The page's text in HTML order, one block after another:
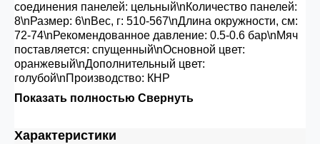
соединения панелей: цельный\nКоличество панелей:
8\nРазмер: 6\nВес, г: 510-567\nДлина окружности, см:
72-74\nРекомендованное давление: 0.5-0.6 бар\nМяч
поставляется: спущенный\nОсновной цвет:
оранжевый\nДополнительный цвет:
голубой\nПроизводство: КНР
Показать полностью Свернуть
Характеристики